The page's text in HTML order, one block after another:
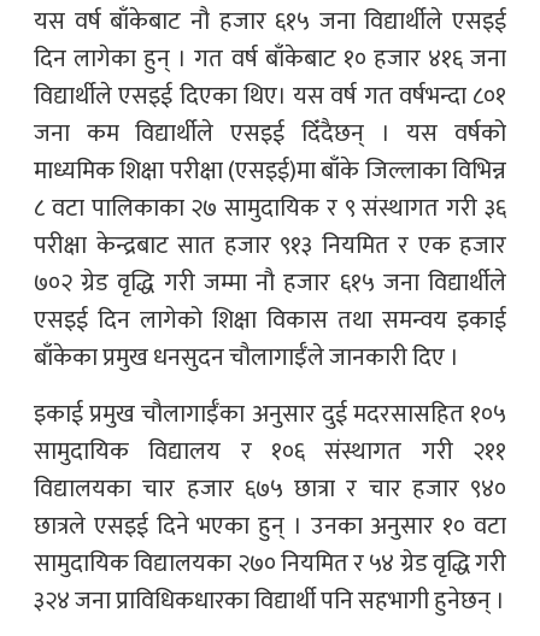
यस वर्ष बाँकेबाट नौ हजार ६१५ जना विद्यार्थीले एसइई
दिन लागेका हुन् । गत वर्ष बाँकेबाट १० हजार ४१६ जना
विद्यार्थीले एसइई दिएका थिए। यस वर्ष गत वर्षभन्दा ८०१
जना कम विद्यार्थीले एसइई दिँदैछन् । यस वर्षको
माध्यमिक शिक्षा परीक्षा (एसइई)मा बाँके जिल्लाका विभिन्न
८ वटा पालिकाका २७ सामुदायिक र ९ संस्थागत गरी ३६
परीक्षा केन्द्रबाट सात हजार ९१३ नियमित र एक हजार
७०२ ग्रेड वृद्धि गरी जम्मा नौ हजार ६१५ जना विद्यार्थीले
एसइई दिन लागेको शिक्षा विकास तथा समन्वय इकाई
बाँकेका प्रमुख धनसुदन चौलागाईँले जानकारी दिए ।
इकाई प्रमुख चौलागाईँका अनुसार दुई मदरसासहित १०५
सामुदायिक विद्यालय र १०६ संस्थागत गरी २११
विद्यालयका चार हजार ६७५ छात्रा र चार हजार ९४०
छात्रले एसइई दिने भएका हुन् । उनका अनुसार १० वटा
सामुदायिक विद्यालयका २७० नियमित र ५४ ग्रेड वृद्धि गरी
३२४ जना प्राविधिकधारका विद्यार्थी पनि सहभागी हुनेछन् ।